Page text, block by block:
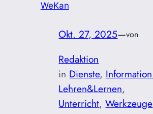
WeKan
Okt. 27, 2025—von
Redaktion
in Dienste, Information
Lehren&Lernen
Unterricht, Werkzeuge